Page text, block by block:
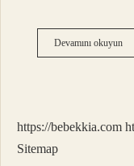
Devamını okuyunDiş
https://bebekkia.com
Sitemap